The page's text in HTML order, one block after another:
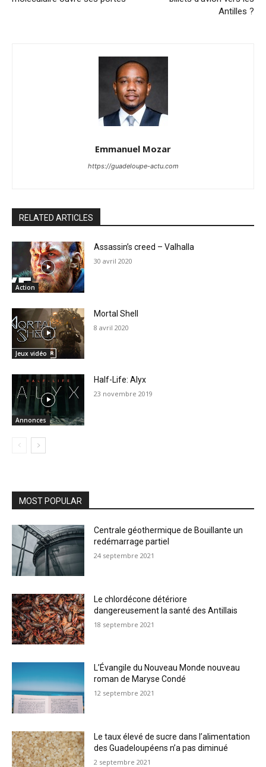
Antilles ?
Emmanuel Mozar
https://guadeloupe-actu.com
RELATED ARTICLES
Action
Assassin’s creed – Valhalla
30 avril 2020
Jeux vidéo
Mortal Shell
8 avril 2020
Annonces
Half-Life: Alyx
23 novembre 2019
MOST POPULAR
Centrale géothermique de Bouillante un
redémarrage partiel
24 septembre 2021
Le chlordécone détériore
dangereusement la santé des Antillais
18 septembre 2021
L’Évangile du Nouveau Monde nouveau
roman de Maryse Condé
12 septembre 2021
Le taux élevé de sucre dans l’alimentation
des Guadeloupéens n’a pas diminué
2 septembre 2021